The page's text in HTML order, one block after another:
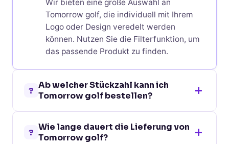
Wir bieten eine große Auswahl an
Tomorrow golf, die individuell mit Ihrem
Logo oder Design veredelt werden
können. Nutzen Sie die Filterfunktion, um
das passende Produkt zu finden.
? Ab welcher Stückzahl kann ich
Tomorrow golf bestellen?
Bestellung bereits ab 10 Stück möglich.
Die genaue Mindestbestellmenge finden
? Wie lange dauert die Lieferung von
Tomorrow golf?